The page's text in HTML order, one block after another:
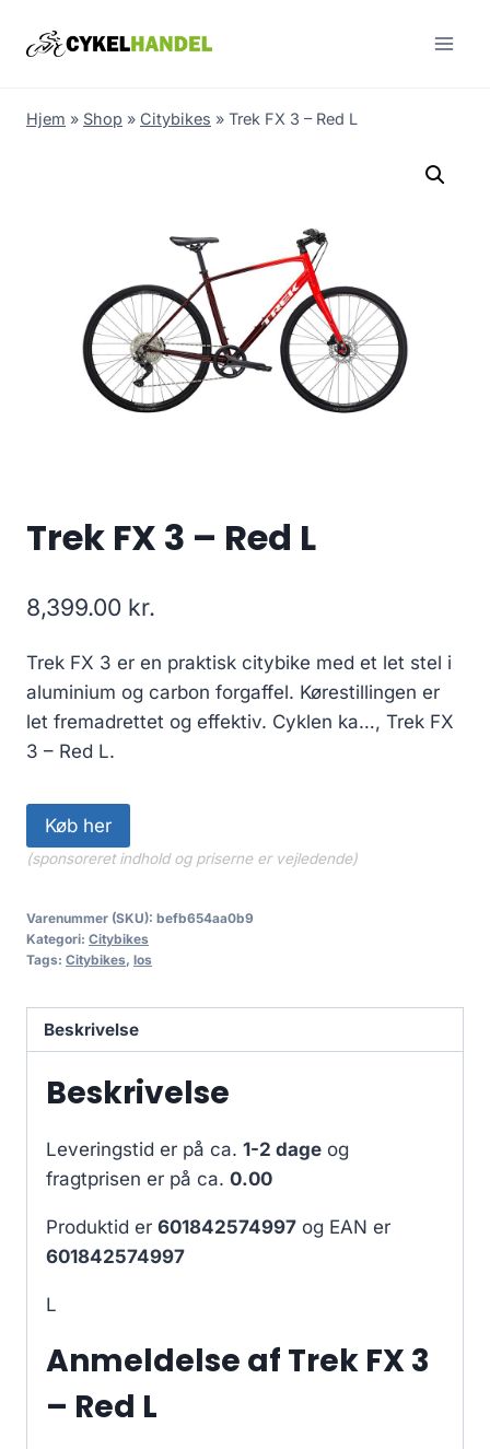
Hjem » Shop » Citybikes » Trek FX 3 – Red L
Trek FX 3 – Red L
8,399.00 kr.
Trek FX 3 er en praktisk citybike med et let stel i
aluminium og carbon forgaffel. Kørestillingen er
let fremadrettet og effektiv. Cyklen ka…, Trek FX
3 – Red L.
Køb her
(sponsoreret indhold og priserne er vejledende)
Varenummer (SKU): befb654aa0b9
Kategori: Citybikes
Tags: Citybikes, los
Beskrivelse
Beskrivelse
Leveringstid er på ca. 1-2 dage og
fragtprisen er på ca. 0.00
Produktid er 601842574997 og EAN er
601842574997
L
Anmeldelse af Trek FX 3
– Red L